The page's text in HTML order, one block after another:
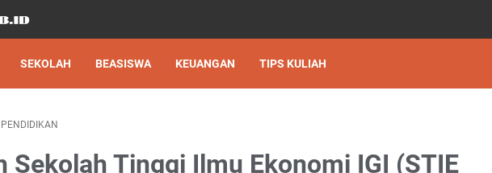
SEKOLAH BEASISWA KEUANGAN TIPS KULIAH
PENDIDIKAN
Sekolah Tinggi Ilmu Ekonomi IGI (STIE